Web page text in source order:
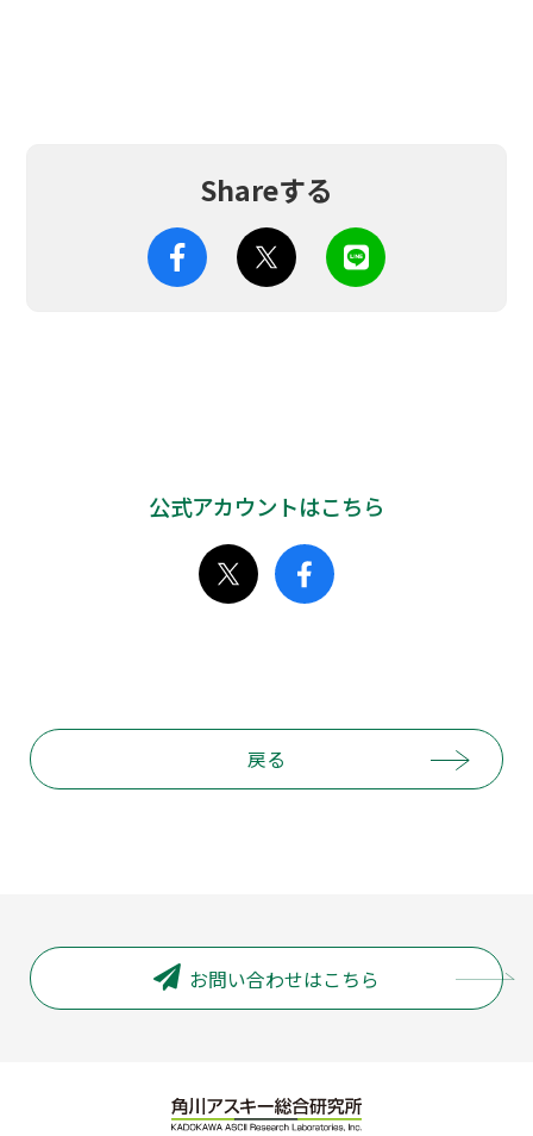
Shareする
公式アカウントはこちら
戻る
お問い合わせはこちら